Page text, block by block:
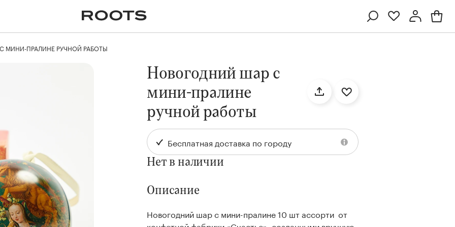
Профиль
растений
МИНИ-ПРАЛИНЕ РУЧНОЙ РАБОТЫ
Новогодний шар с
мини-пралине
ручной работы
Бесплатная доставка по городу
Нет в наличии
Описание
Новогодний шар с мини-пралине 10 шт ассорти от